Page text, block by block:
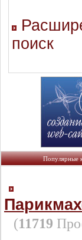
поиск
Популярные
(11719